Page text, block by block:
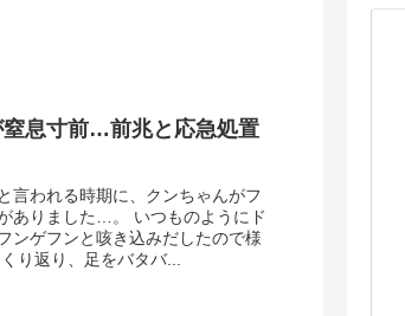
窒息寸前…前兆と応急処置
言われる時期に、クンちゃんがフ
ありました…。 いつものようにド
ンゲフンと咳き込みだしたので様
り返り、足をバタバ...